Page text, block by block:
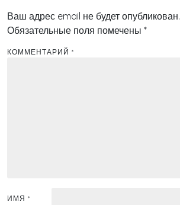
Ваш адрес email не будет опубликован.
Обязательные поля помечены *
КОММЕНТАРИЙ *
ИМЯ *